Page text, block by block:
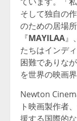
そして独自の
のための居場
『MAYILAA』
たちはインデ
困難でありな
を世界の映画
Newton
ト映画製作者
援する国際的